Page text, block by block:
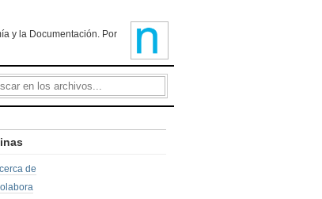
y la Documentación. Por
de